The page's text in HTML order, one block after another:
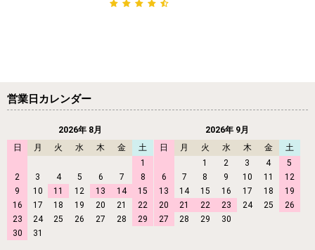
営業日カレンダー
2026年 8月
日
月 火 水 木 金
土
1
2
3 4 5 6 7
8
9
10 11 12 13 14
15
16
17 18 19 20 21
22
23
24 25 26 27 28
29
30
31
2026年 9月
日
月 火 水 木 金
土
1
2 3 4
5
6
7 8 9 10 11
12
13
14 15 16 17 18
19
20
21 22 23 24 25
26
27
28 29 30